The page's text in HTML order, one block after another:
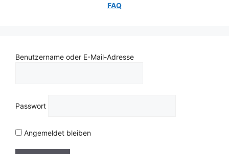
FAQ
Benutzername oder E-Mail-Adresse
Passwort
Angemeldet bleiben